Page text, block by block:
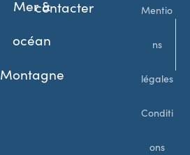
Mer &
océan
Montagne
contacter
Mentio
ns
légales
Conditi
ons